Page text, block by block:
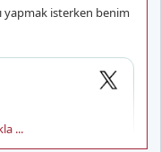
yapmak isterken benim
...